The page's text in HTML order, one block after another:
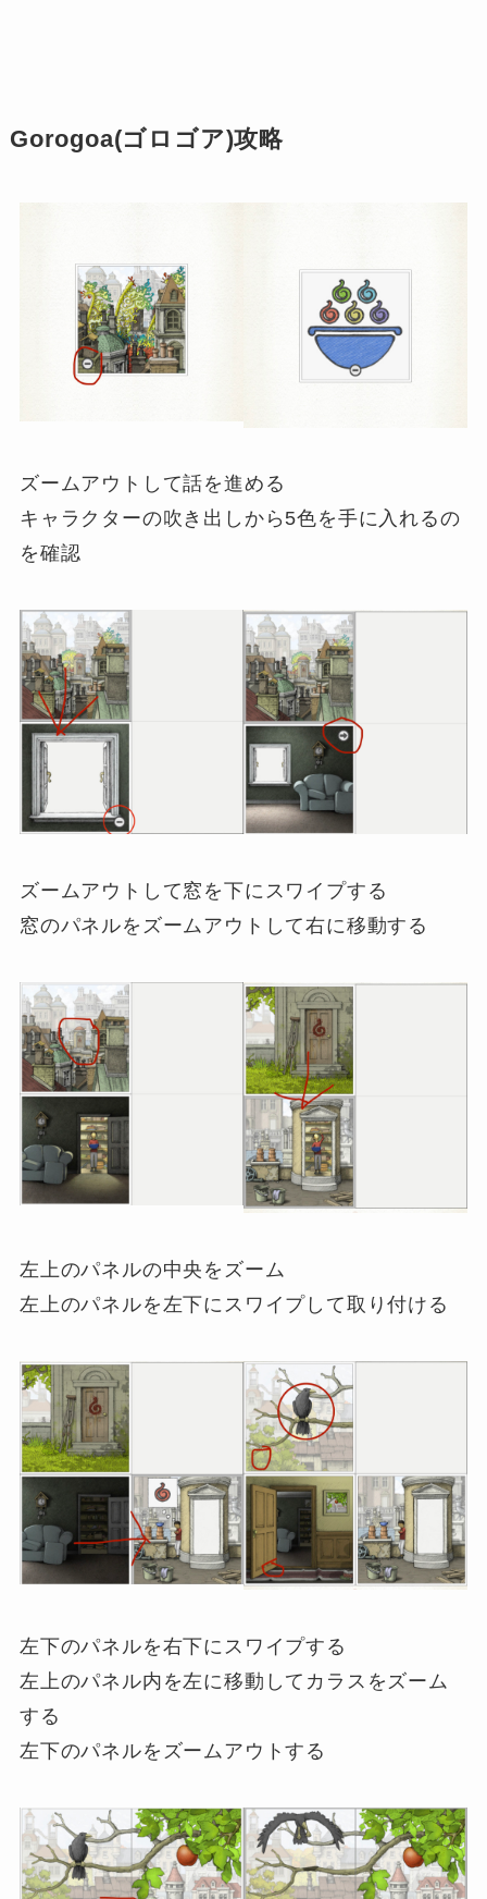
Gorogoa(ゴロゴア)攻略
ズームアウトして話を進める
キャラクターの吹き出しから5色を手に入れるの
を確認
ズームアウトして窓を下にスワイプする
窓のパネルをズームアウトして右に移動する
左上のパネルの中央をズーム
左上のパネルを左下にスワイプして取り付ける
左下のパネルを右下にスワイプする
左上のパネル内を左に移動してカラスをズーム
する
左下のパネルをズームアウトする